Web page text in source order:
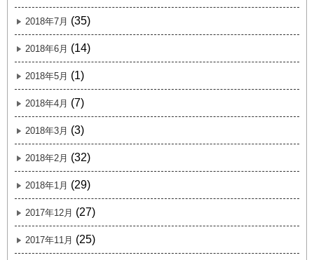
2018年7月 (35)
2018年6月 (14)
2018年5月 (1)
2018年4月 (7)
2018年3月 (3)
2018年2月 (32)
2018年1月 (29)
2017年12月 (27)
2017年11月 (25)